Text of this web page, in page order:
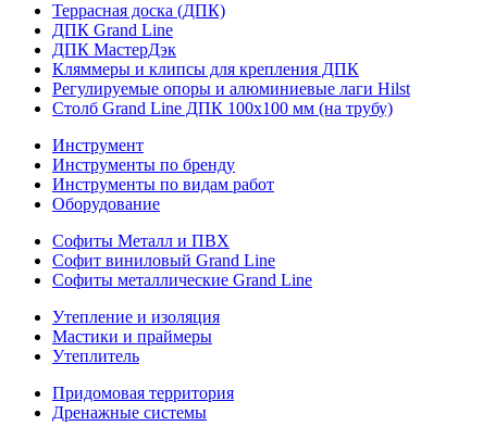
Террасная доска (ДПК)
ДПК Grand Line
ДПК МастерДэк
Кляммеры и клипсы для крепления ДПК
Регулируемые опоры и алюминиевые лаги Hilst
Столб Grand Line ДПК 100х100 мм (на трубу)
Инструмент
Инструменты по бренду
Инструменты по видам работ
Оборудование
Софиты Металл и ПВХ
Софит виниловый Grand Line
Софиты металлические Grand Line
Утепление и изоляция
Мастики и праймеры
Утеплитель
Придомовая территория
Дренажные системы